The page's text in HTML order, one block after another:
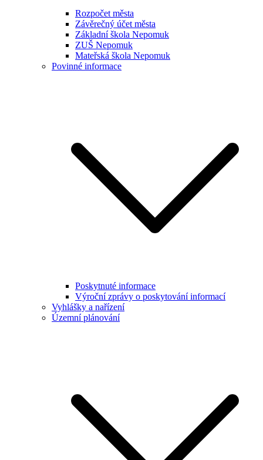
Rozpočet města
Závěrečný účet města
Základní škola Nepomuk
ZUŠ Nepomuk
Mateřská škola Nepomuk
Povinné informace
Poskytnuté informace
Výroční zprávy o poskytování informací
Vyhlášky a nařízení
Územní plánování